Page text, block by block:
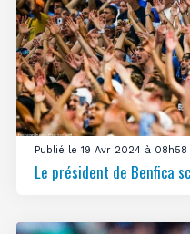
Publié le 19 Avr 2024 à 08h58
Le président de Benfica